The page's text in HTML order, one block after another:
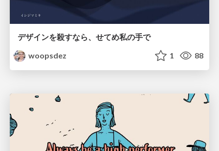
デザインを殺すなら、せてめ私の手で
woopsdez
1 88